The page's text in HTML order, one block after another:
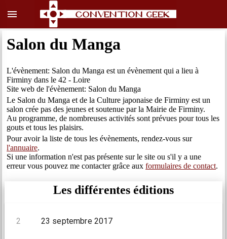
menu
Salon du Manga
L'évènement: Salon du Manga est un évènement qui a lieu à
Firminy dans le 42 - Loire
Site web de l'évènement: Salon du Manga
Le Salon du Manga et de la Culture japonaise de Firminy est un
salon crée pas des jeunes et soutenue par la Mairie de Firminy.
Au programme, de nombreuses activités sont prévues pour tous les
gouts et tous les plaisirs.
Pour avoir la liste de tous les évènements, rendez-vous sur
l'annuaire.
Si une information n'est pas présente sur le site ou s'il y a une
erreur vous pouvez me contacter grâce auxformulaires de contact.
Les différentes éditions
2 23 septembre 2017